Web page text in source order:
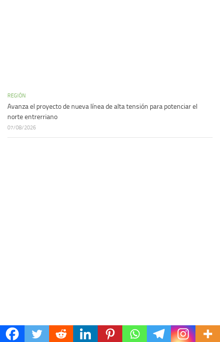
REGIÓN
Avanza el proyecto de nueva línea de alta tensión para potenciar el
norte entrerriano
07/08/2026